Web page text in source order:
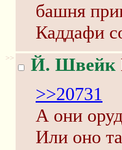
башня
Каддафи
>> Й. Швейк
>>20731
А они
Или оно